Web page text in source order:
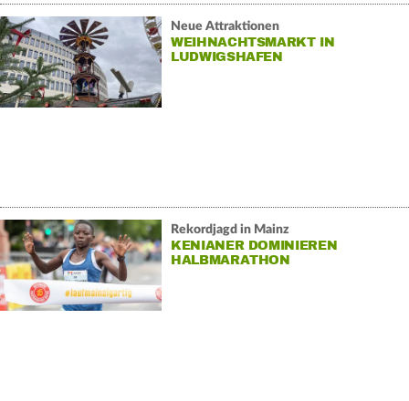
Neue Attraktionen
WEIHNACHTSMARKT IN
LUDWIGSHAFEN
Rekordjagd in Mainz
KENIANER DOMINIEREN
HALBMARATHON